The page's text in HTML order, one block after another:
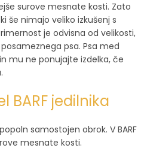
surove mesnate kosti. Zato
še nimajo veliko izkušenj s
je odvisna od velikosti,
psa. Psa med
mu ne ponujajte izdelka, če
BARF jedilnika
samostojen obrok. V BARF
mesnate kosti.